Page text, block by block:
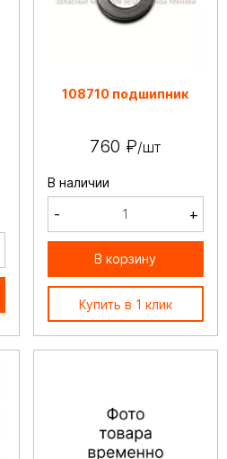
108710 подшипник
760 ₽/шт
В наличии
- +
В корзину
Купить в 1 клик